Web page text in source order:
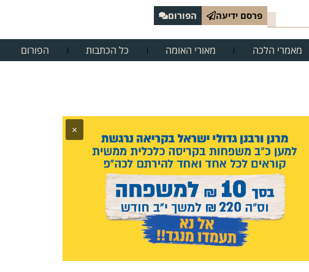
פרסם ידיעה הפורום
מאמרי הלכה מאורי האומה כל הכתבות הפורום
×